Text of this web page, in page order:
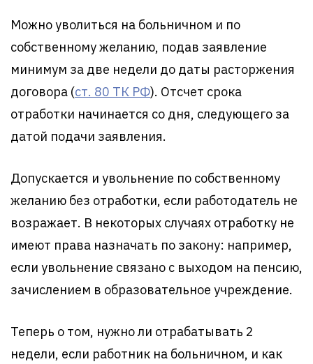
Можно уволиться на больничном и по
собственному желанию, подав заявление
минимум за две недели до даты расторжения
договора (ст. 80 ТК РФ). Отсчет срока
отработки начинается со дня, следующего за
датой подачи заявления.
Допускается и увольнение по собственному
желанию без отработки, если работодатель не
возражает. В некоторых случаях отработку не
имеют права назначать по закону: например,
если увольнение связано с выходом на пенсию,
зачислением в образовательное учреждение.
Теперь о том, нужно ли отрабатывать 2
недели, если работник на больничном, и как